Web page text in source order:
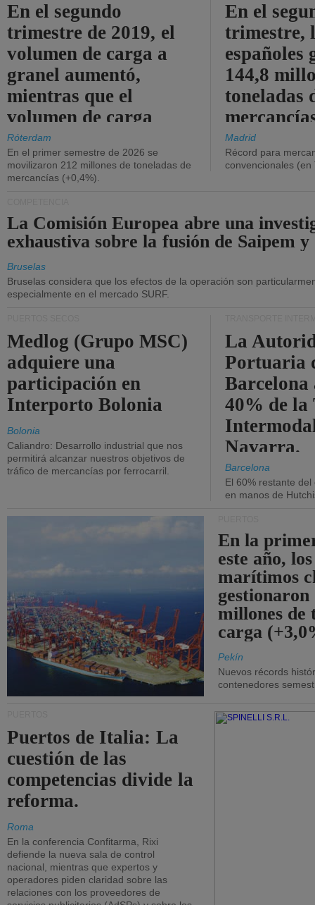
En el segundo
trimestre de 2019, el
volumen de carga a
granel aumentó,
mientras que el
volumen de carga
general disminuyó.
Róterdam
En el primer semestre de 2026 se
movilizaron 212 millones de toneladas de
mercancías (+0,4%).
En el
trimestre,
españoles
144,8
toneladas
Madrid
Récord para
convencionales (en
La Comisión Europea abre una
exhaustiva sobre la fusión de Saipem y
Bruselas
Bruselas considera que los efectos de la operación son
especialmente en el mercado SURF.
Medlog (Grupo MSC)
adquiere una
participación en
Interporto Bolonia
Bolonia
Caliandro: Desarrollo industrial que nos
permitirá alcanzar nuestros objetivos de
tráfico de mercancías por ferrocarril.
La
Portuaria
40% de la
Navarra.
Barcelona
El 60% restante
en manos de
En la
este año,
marítimos
gestionaron
millones de
carga
Pekín
Nuevos récords
contenedores
Puertos de Italia: La
cuestión de las
competencias divide la
reforma.
Roma
En la conferencia Confitarma, Rixi
defiende la nueva sala de control
nacional, mientras que expertos y
operadores piden claridad sobre las
relaciones con los proveedores de